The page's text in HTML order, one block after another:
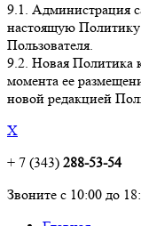
9.1. Администрация
настоящую Политику
Пользователя.
9.2. Новая Политика
момента ее
новой редакцией
X
+ 7 (343) 288-53-54
Звоните с 10:00 до